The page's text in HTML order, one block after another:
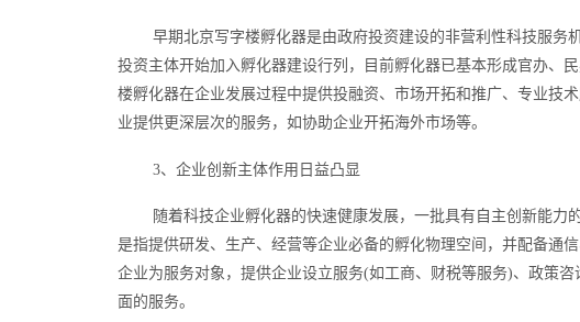
早期北京写字楼孵化器是由政府投资建设的非营利性科技服务
投资主体开始加入孵化器建设行列，目前孵化器已基本形成官办、
楼孵化器在企业发展过程中提供投融资、市场开拓和推广、专业技
业提供更深层次的服务，如协助企业开拓海外市场等。
3、企业创新主体作用日益凸显
随着科技企业孵化器的快速健康发展，一批具有自主创新能
是指提供研发、生产、经营等企业必备的孵化物理空间，并配备通
企业为服务对象，提供企业设立服务(如工商、财税等服务)、政策
面的服务。